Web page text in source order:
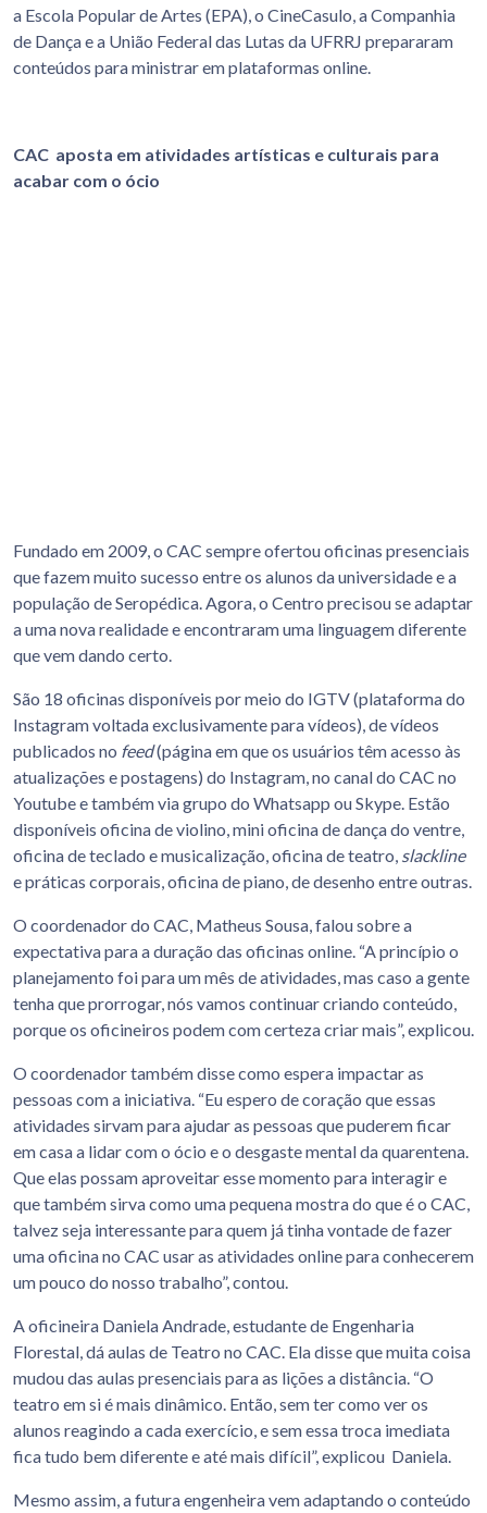
a Escola Popular de Artes (EPA), o CineCasulo, a Companhia
de Dança e a União Federal das Lutas da UFRRJ prepararam
conteúdos para ministrar em plataformas online
CAC aposta em atividades artísticas e culturais para
acabar com o ócio
Fundado em 2009, o CAC sempre ofertou oficinas presenciais
que fazem muito sucesso entre os alunos da universidade e a
população de Seropédica. Agora, o Centro precisou se adaptar
a uma nova realidade e encontraram uma linguagem diferente
que vem dando certo.
São 18 oficinas disponíveis por meio do IGTV (plataforma do
Instagram voltada exclusivamente para vídeos), de vídeos
publicados no feed(página em que os usuários têm acesso às
atualizações e postagens) do Instagram, no canal do CAC no
Youtube e também via grupo do Whatsapp ou Skype. Estão
disponíveis oficina de violino, mini oficina de dança do ventre,
oficina de teclado e musicalização, oficina de teatro, slackline
e práticas corporais, oficina de piano, de desenho entre outras.
O coordenador do CAC, Matheus Sousa, falou sobre a
expectativa para a duração das oficinas online. “A princípio o
planejamento foi para um mês de atividades, mas caso a gente
tenha que prorrogar, nós vamos continuar criando conteúdo,
porque os oficineiros podem com certeza criar mais”, explicou.
O coordenador também disse como espera impactar as
pessoas com a iniciativa. “Eu espero de coração que essas
atividades sirvam para ajudar as pessoas que puderem ficar
em casa a lidar com o ócio e o desgaste mental da quarentena.
Que elas possam aproveitar esse momento para interagir e
que também sirva como uma pequena mostra do que é o CAC,
talvez seja interessante para quem já tinha vontade de fazer
uma oficina no CAC usar as atividades online para conhecerem
um pouco do nosso trabalho”, contou.
A oficineira Daniela Andrade, estudante de Engenharia
Florestal, dá aulas de Teatro no CAC. Ela disse que muita coisa
mudou das aulas presenciais para as lições a distância. “O
teatro em si é mais dinâmico. Então, sem ter como ver os
alunos reagindo a cada exercício, e sem essa troca imediata
fica tudo bem diferente e até mais difícil”, explicou Daniela.
Mesmo assim, a futura engenheira vem adaptando o conteúdo